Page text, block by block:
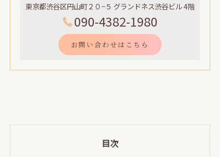
東京都渋谷区円山町２０−５ グランドネス渋谷ビル 4階
090-4382-1980
お問い合わせはこちら
目次